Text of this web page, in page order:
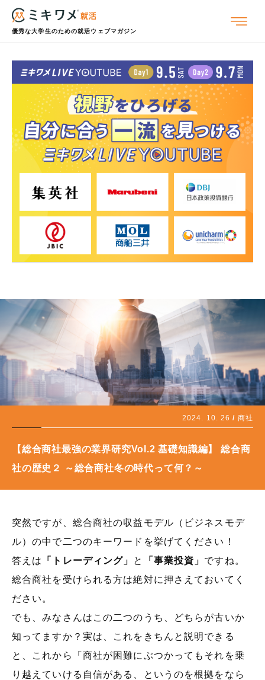
優秀な大学生のための就活ウェブマガジン
2024. 10. 26 商社
【総合商社最強の業界研究Vol.2 基礎知識編】 総合商
社の歴史２ ～総合商社冬の時代って何？～
突然ですが、総合商社の収益モデル（ビジネスモデ
ル）の中で二つのキーワードを挙げてください！
答えは
「トレーディング」 と 「事業投資」 ですね。
総合商社を受けられる方は絶対に押さえておいてく
ださい。
でも、みなさんはこの二つのうち、どちらが古いか
知ってますか？実は、これをきちんと説明できる
と、これから「商社が困難にぶつかってもそれを乗
り越えていける自信がある、というのを根拠をなら